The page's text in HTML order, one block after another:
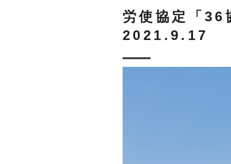
労使協定「36
2021.9.17